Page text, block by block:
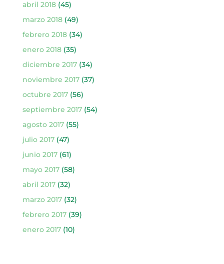
abril 2018(45)
marzo 2018(49)
febrero 2018(34)
enero 2018(35)
diciembre 2017(34)
noviembre 2017(37)
octubre 2017(56)
septiembre 2017(54)
agosto 2017(55)
julio 2017(47)
junio 2017(61)
mayo 2017(58)
abril 2017(32)
marzo 2017(32)
febrero 2017(39)
enero 2017(10)